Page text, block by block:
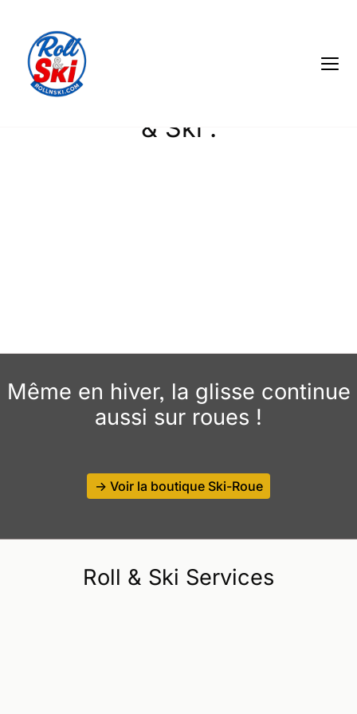
Votre sélection nordique Roll
& Ski :
Même en hiver, la glisse continue
aussi sur roues !
-> Voir la boutique Ski-Roue
Roll & Ski Services